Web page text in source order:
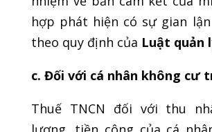
hợp phát hiện có sự gian
theo quy định của Luật quản
c. Đối với cá nhân không cư
Thuế TNCN đối với thu